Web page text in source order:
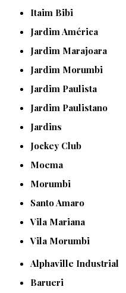
Itaim Bibi
Jardim América
Jardim Marajoara
Jardim Morumbi
Jardim Paulista
Jardim Paulistano
Jardins
Jockey Club
Moema
Morumbi
Santo Amaro
Vila Mariana
Vila Morumbi
Alphaville Industrial
Barueri